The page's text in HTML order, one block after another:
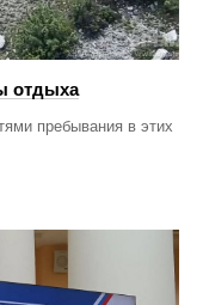
отдыха
пребывания в этих